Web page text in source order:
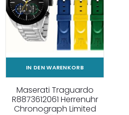
IN DEN WARENKORB
Maserati Traguardo
R8873612061 Herrenuhr
Chronograph Limited